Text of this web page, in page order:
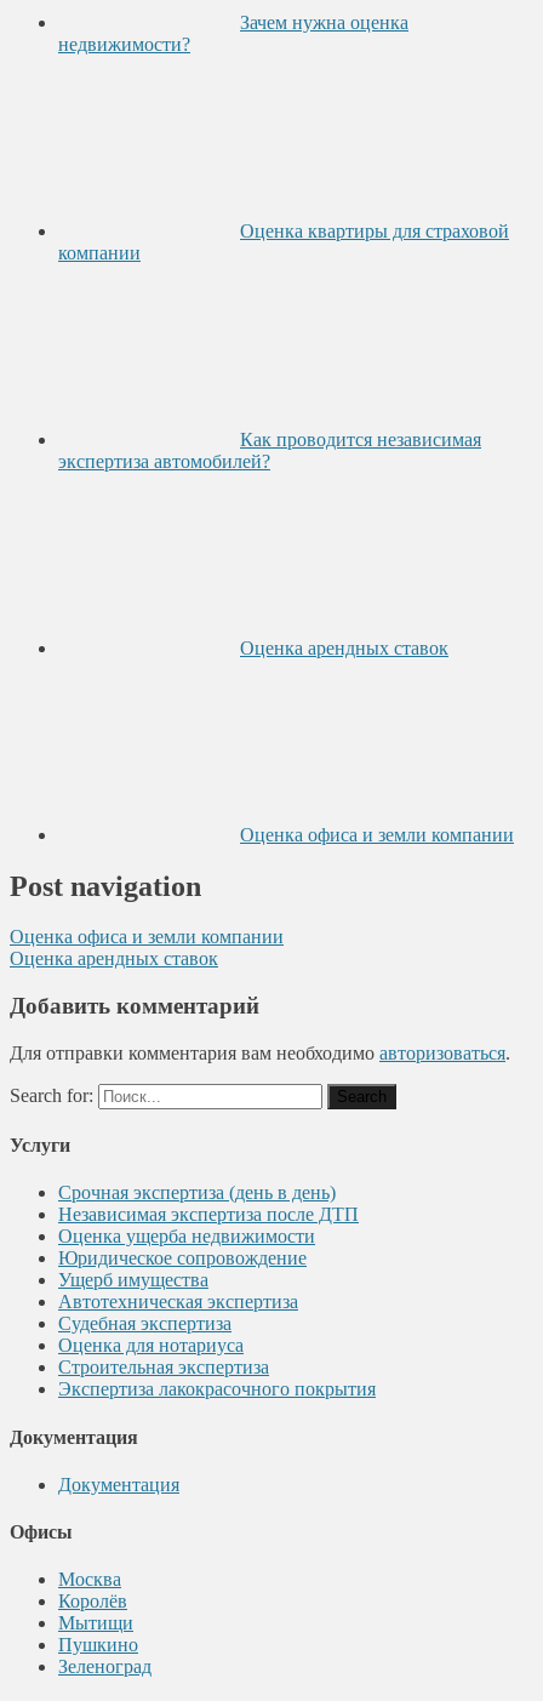
Зачем нужна оценка
недвижимости?
Оценка квартиры для страховой
компании
Как проводится независимая
экспертиза автомобилей?
Оценка арендных ставок
Оценка офиса и земли компании
Post navigation
Оценка офиса и земли компании
Оценка арендных ставок
Добавить комментарий
Для отправки комментария вам необходимо авторизоваться.
Search for:
Услуги
Срочная экспертиза (день в день)
Независимая экспертиза после ДТП
Оценка ущерба недвижимости
Юридическое сопровождение
Ущерб имущества
Автотехническая экспертиза
Судебная экспертиза
Оценка для нотариуса
Строительная экспертиза
Экспертиза лакокрасочного покрытия
Документация
Документация
Офисы
Москва
Королёв
Мытищи
Пушкино
Зеленоград